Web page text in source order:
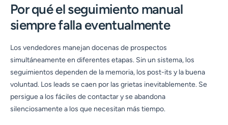
Por qué el seguimiento manual
siempre falla eventualmente
Los vendedores manejan docenas de prospectos
simultáneamente en diferentes etapas. Sin un sistema, los
seguimientos dependen de la memoria, los post-its y la buena
voluntad. Los leads se caen por las grietas inevitablemente. Se
persigue a los fáciles de contactar y se abandona
silenciosamente a los que necesitan más tiempo.